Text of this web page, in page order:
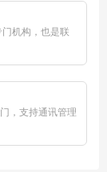
机构，也是联
，支持通讯管理